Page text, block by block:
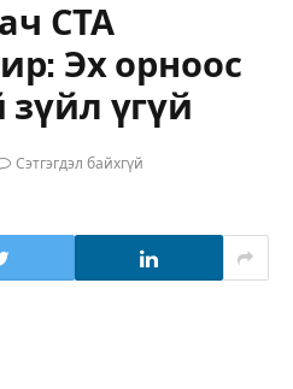
СТА
Эх орноос
үгүй
Сэтгэгдэл байхгүй